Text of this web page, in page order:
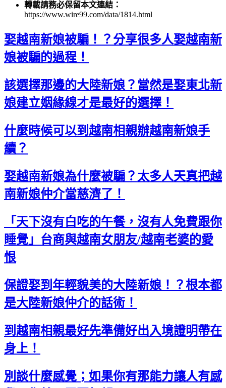
轉載請務必保留本文連結：
https://www.wire99.com/data/1814.html
娶越南新娘被騙！？分享很多人娶越南新
娘被騙的過程！
該選擇那邊的大陸新娘？當然是娶東北新
娘建立姻緣線才是最好的選擇！
什麼時候可以到越南相親辦越南新娘手
續？
娶越南新娘為什麼被騙？太多人天真把越
南新娘仲介當慈濟了！
「天下沒有白吃的午餐，沒有人免費跟你
睡覺」台商與越南女朋友/越南老婆的愛
恨
保證娶到年輕貌美的大陸新娘！？根本都
是大陸新娘仲介的話術！
到越南相親最好先準備好出入境證明帶在
身上！
別談什麼感覺；如果你有那能力讓人有感